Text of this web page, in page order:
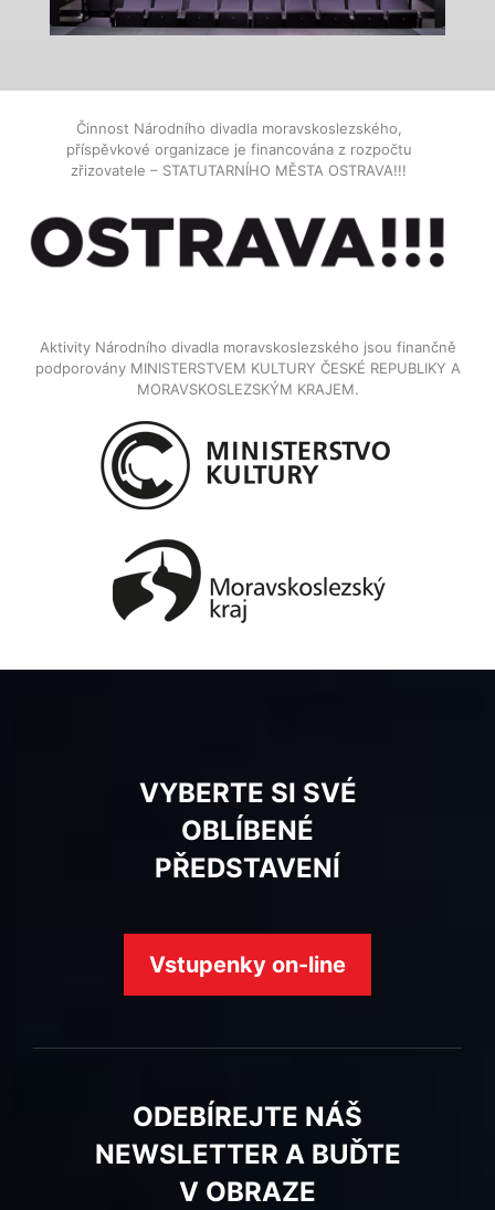
Činnost Národního divadla moravskoslezského,
příspěvkové organizace je financována z rozpočtu
zřizovatele – STATUTARNÍHO MĚSTA OSTRAVA!!!
Aktivity Národního divadla moravskoslezského jsou finančně
podporovány MINISTERSTVEM KULTURY ČESKÉ REPUBLIKY A
MORAVSKOSLEZSKÝM KRAJEM.
VYBERTE SI SVÉ
OBLÍBENÉ
PŘEDSTAVENÍ
Vstupenky on-line
ODEBÍREJTE NÁŠ
NEWSLETTER A BUĎTE
V OBRAZE